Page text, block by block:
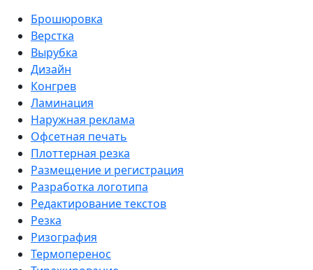
Брошюровка
Верстка
Вырубка
Дизайн
Конгрев
Ламинация
Наружная реклама
Офсетная печать
Плоттерная резка
Размещение и регистрация
Разработка логотипа
Редактирование текстов
Резка
Ризография
Термоперенос